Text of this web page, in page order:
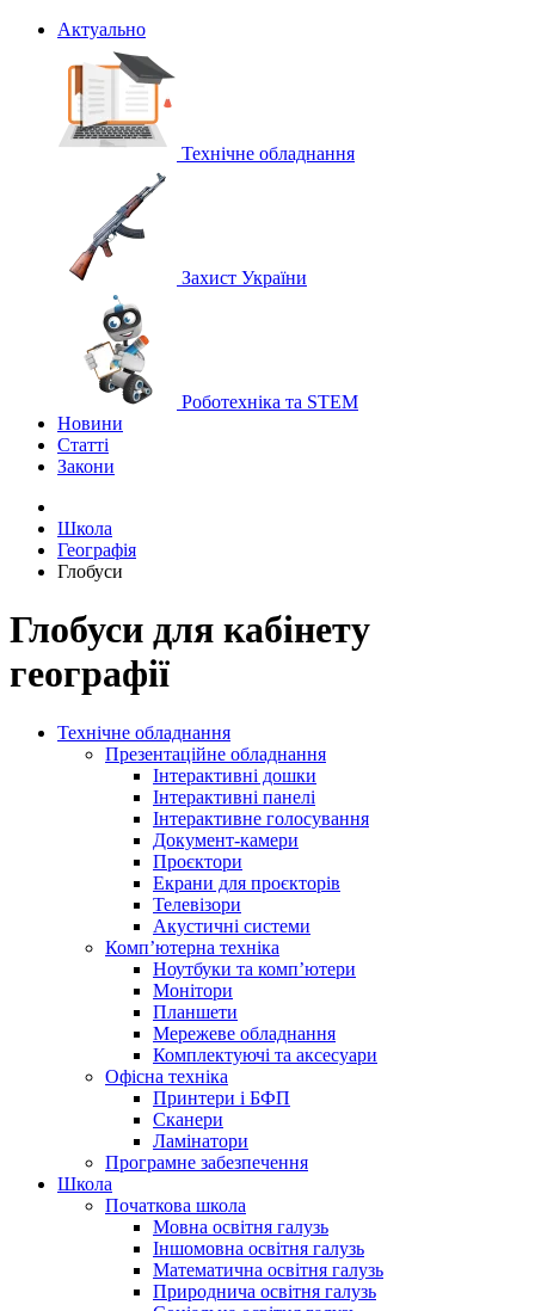
Актуально
Технічне обладнання
Захист України
Роботехніка та STEM
Новини
Статті
Закони
Школа
Географія
Глобуси
Глобуси для кабінету
географії
Технічне обладнання
Презентаційне обладнання
Інтерактивні дошки
Інтерактивні панелі
Інтерактивне голосування
Документ-камери
Проєктори
Екрани для проєкторів
Телевізори
Акустичні системи
Комп’ютерна техніка
Ноутбуки та комп’ютери
Монітори
Планшети
Мережеве обладнання
Комплектуючі та аксесуари
Офісна техніка
Принтери і БФП
Сканери
Ламінатори
Програмне забезпечення
Школа
Початкова школа
Мовна освітня галузь
Іншомовна освітня галузь
Математична освітня галузь
Природнича освітня галузь